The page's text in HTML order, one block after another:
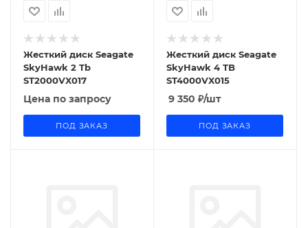
Жесткий диск Seagate
SkyHawk 2 Tb
ST2000VX017
Цена по запросу
ПОД ЗАКАЗ
Жесткий диск Seagate
SkyHawk 4 TB
ST4000VX015
9 350 ₽/шт
ПОД ЗАКАЗ